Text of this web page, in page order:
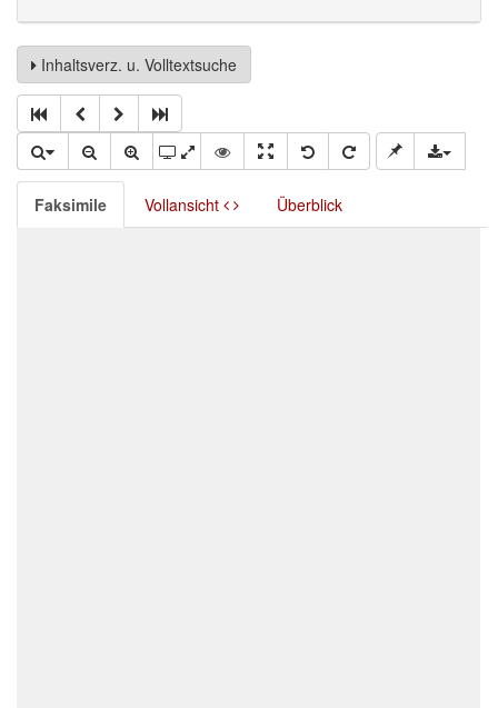
Inhaltsverz. u. Volltextsuche
Faksimile Vollansicht Überblick